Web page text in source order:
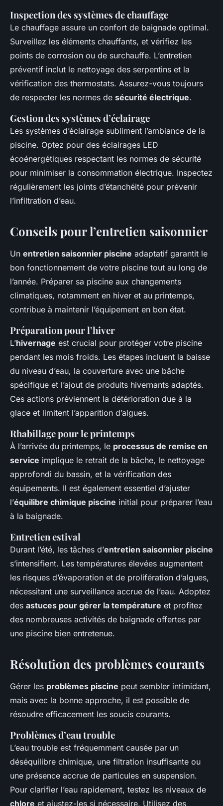
Inspection des systèmes de chauffage
Le chauffage assure un confort de baignade optimal.
Surveillez les éléments chauffants, et vérifiez les
points de corrosion ou de surchauffe. L’entretien
préventif inclut le nettoyage des serpentins et la
vérification des thermostats. Assurez-vous toujours
de respecter les normes de sécurité électrique.
Gestion des systèmes d’éclairage
Les systèmes d’éclairage subliment l’ambiance de la
piscine. Optez pour des éclairages LED
écoénergétiques respectant les normes de sécurité
pour minimiser la consommation électrique. Inspectez
régulièrement les joints d’étanchéité pour prévenir
l’infiltration d’eau.
Conseils pour l’entretien saisonnier
Un entretien saisonnier piscine adaptatif garantit le
bon fonctionnement de votre piscine tout au long de
l’année. Préparer sa piscine aux changements
climatiques, notamment en hiver et au printemps,
contribue à maintenir l’équipement en bon état.
Préparation pour l’hiver
L’hivernage est crucial pour protéger votre piscine
pendant les mois froids. Les étapes incluent la baisse
du niveau d’eau, la couverture avec une bâche
spécifique et l’ajout de produits hivernants adaptés.
Ces actions préviennent la détérioration due à la
glace et limitent l’apparition d’algues.
Rhabillage pour le printemps
À l’arrivée du printemps, le processus de remise en
service implique le retrait de la bâche, le nettoyage
approfondi du bassin, et la vérification des
équipements. Il est également essentiel d’ajuster
l’équilibre chimique piscine initial pour préparer l’eau
à la baignade.
Entretien estival
Durant l’été, les tâches d’entretien saisonnier piscine
s’intensifient. Les températures élevées augmentent
les risques d’évaporation et de prolifération d’algues,
nécessitant une surveillance accrue de l’eau. Adoptez
des astuces pour gérer la température et profitez
des nombreuses activités de baignade offertes par
une piscine bien entretenue.
Résolution des problèmes courants
Gérer les problèmes piscine peut sembler intimidant,
mais avec la bonne approche, il est possible de
résoudre efficacement les soucis courants.
Problèmes d’eau trouble
L’eau trouble est fréquemment causée par un
déséquilibre chimique, une filtration insuffisante ou
une présence accrue de particules en suspension.
Pour clarifier l’eau rapidement, testez les niveaux de
chlore et ajustez-les si nécessaire. Utilisez des